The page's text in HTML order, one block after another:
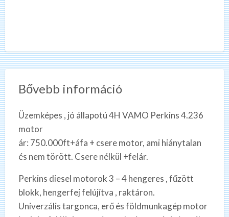
Bővebb információ
Üzemképes , jó állapotú 4H VAMO Perkins 4.236
motor
ár: 750.000ft+áfa + csere motor, ami hiánytalan
és nem törött. Csere nélkül +felár.
Perkins diesel motorok 3 – 4 hengeres , fűzött
blokk, hengerfej felújítva , raktáron.
Univerzális targonca, erő és földmunkagép motor